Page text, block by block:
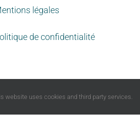
légales
de confidentialité
website uses cookies and third party services.